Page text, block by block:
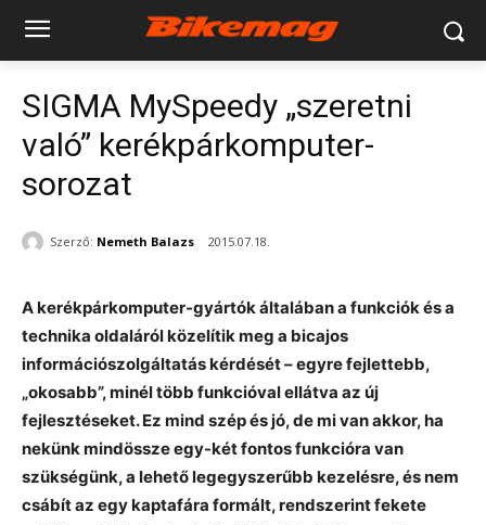
SIGMA MySpeedy „szeretni
való” kerékpárkomputer-
sorozat
Szerző: Nemeth Balazs 2015.07.18.
A kerékpárkomputer-gyártók általában a funkciók és a
technika oldaláról közelítik meg a bicajos
információszolgáltatás kérdését – egyre fejlettebb,
„okosabb”, minél több funkcióval ellátva az új
fejlesztéseket. Ez mind szép és jó, de mi van akkor, ha
nekünk mindössze egy-két fontos funkcióra van
szükségünk, a lehető legegyszerűbb kezelésre, és nem
csábít az egy kaptafára formált, rendszerint fekete